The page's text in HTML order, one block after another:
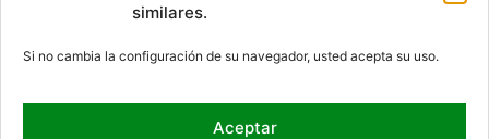
similares.
Si no cambia la configuración de su navegador, usted acepta su uso.
Aceptar
DÓNDE ESTAMOS